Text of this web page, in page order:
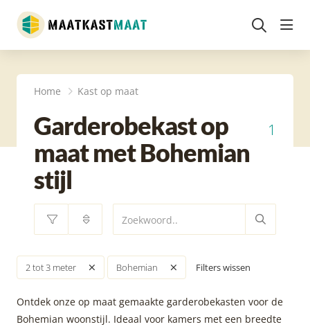
Home Kast op maat
Garderobekast op
maat met Bohemian
stijl
1
2 tot 3 meter Bohemian Filters wissen
Ontdek onze op maat gemaakte garderobekasten voor de
Bohemian woonstijl. Ideaal voor kamers met een breedte